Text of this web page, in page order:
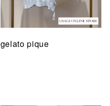
gelato pique